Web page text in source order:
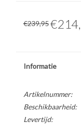
€239,95
Informatie
Artikelnummer:
Beschikbaarheid:
Levertijd: